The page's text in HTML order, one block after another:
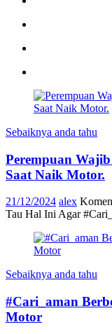
Sebaiknya anda tahu
Perempuan
Saat Naik Motor.
21/12/2024 alex
Tau Hal Ini Agar
Sebaiknya anda tahu
#Cari_aman
Motor